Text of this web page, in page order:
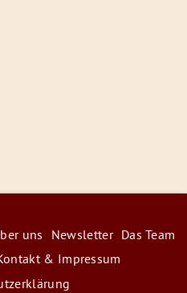
uns Newsletter Das Team
& Impressum